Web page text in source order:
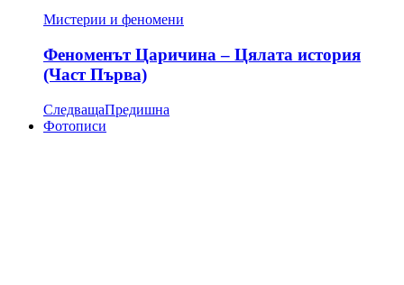
Мистерии и феномени
Феноменът Царичина – Цялата история
(Част Първа)
СледващаПредишна
Фотописи